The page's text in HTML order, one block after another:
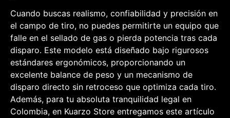
Cuando buscas realismo, confiabilidad y precisión en
el campo de tiro, no puedes permitirte un equipo que
falle en el sellado de gas o pierda potencia tras cada
disparo. Este modelo está diseñado bajo rigurosos
estándares ergonómicos, proporcionando un
excelente balance de peso y un mecanismo de
disparo directo sin retroceso que optimiza cada tiro.
Además, para tu absoluta tranquilidad legal en
Colombia, en Kuarzo Store entregamos este artículo